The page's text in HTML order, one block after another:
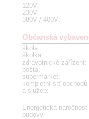
120V:
230V:
380V / 400V:
Občanská
škola:
školka:
zdravotnické zařízení:
pošta:
supermarket:
kompletní síť obchodů
a služeb:
Energetická náročnost
budovy